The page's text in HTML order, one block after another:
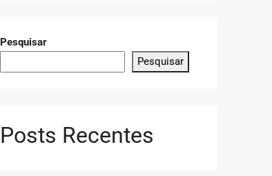
Pesquisar
Pesquisar
Posts Recentes